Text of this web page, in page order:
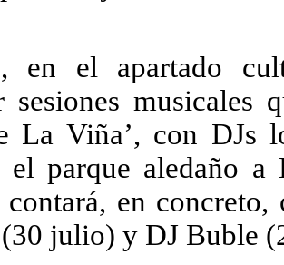
en el apartado
sesiones musicales
La Viña’, con DJs
el parque aledaño
contará, en
julio) y DJ Buble